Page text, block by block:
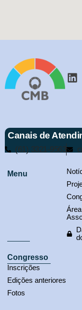
Canais de
(61) 3321-9563
Menu
Congresso
Inscrições
Edições anteriores
Fotos